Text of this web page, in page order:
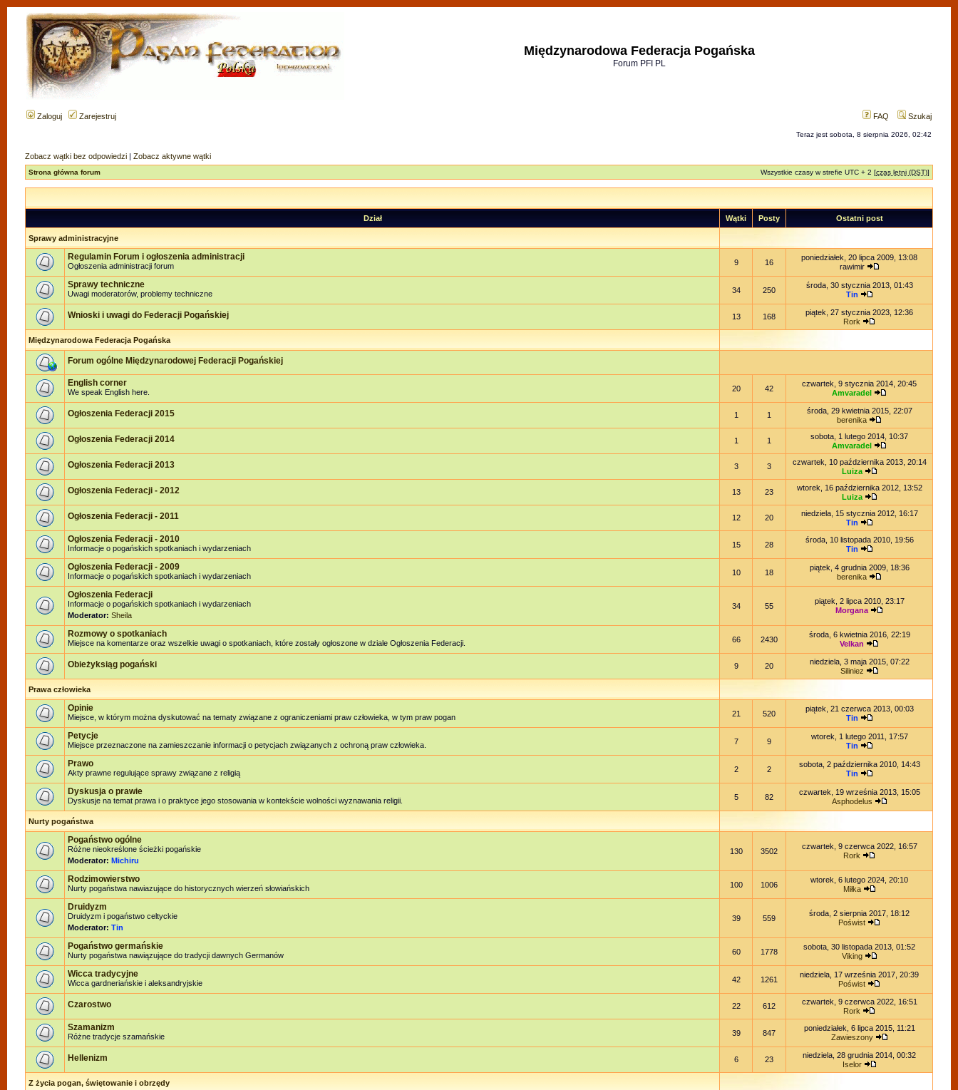
Międzynarodowa Federacja Pogańska
Forum PFI PL
Zaloguj Zarejestruj FAQ Szukaj
Teraz jest sobota, 8 sierpnia 2026, 02:42
Zobacz wątki bez odpowiedzi | Zobacz aktywne wątki
Strona główna forum Wszystkie czasy w strefie UTC + 2 [czas letni (DST)]
Dział Wątki Posty Ostatni post
Sprawy administracyjne
Regulamin Forum i ogłoszenia administracji
Ogłoszenia administracji forum 9 16
poniedziałek, 20 lipca 2009, 13:08
rawimir
Sprawy techniczne
Uwagi moderatorów, problemy techniczne 34 250
środa, 30 stycznia 2013, 01:43
Tin
Wnioski i uwagi do Federacji Pogańskiej 13 168
piątek, 27 stycznia 2023, 12:36
Rork
Międzynarodowa Federacja Pogańska
Forum ogólne Międzynarodowej Federacji Pogańskiej
English corner
We speak English here. 20 42
czwartek, 9 stycznia 2014, 20:45
Amvaradel
Ogłoszenia Federacji 2015 1 1
środa, 29 kwietnia 2015, 22:07
berenika
Ogłoszenia Federacji 2014 1 1
sobota, 1 lutego 2014, 10:37
Amvaradel
Ogłoszenia Federacji 2013 3 3
czwartek, 10 października 2013, 20:14
Luiza
Ogłoszenia Federacji - 2012 13 23
wtorek, 16 października 2012, 13:52
Luiza
Ogłoszenia Federacji - 2011 12 20
niedziela, 15 stycznia 2012, 16:17
Tin
Ogłoszenia Federacji - 2010
Informacje o pogańskich spotkaniach i wydarzeniach 15 28
środa, 10 listopada 2010, 19:56
Tin
Ogłoszenia Federacji - 2009
Informacje o pogańskich spotkaniach i wydarzeniach 10 18
piątek, 4 grudnia 2009, 18:36
berenika
Ogłoszenia Federacji
Informacje o pogańskich spotkaniach i wydarzeniach
Moderator: Sheila
34 55
piątek, 2 lipca 2010, 23:17
Morgana
Rozmowy o spotkaniach
Miejsce na komentarze oraz wszelkie uwagi o spotkaniach, które zostały ogłoszone w dziale Ogłoszenia Federacji. 66 2430
środa, 6 kwietnia 2016, 22:19
Velkan
Obieżyksiąg pogański 9 20
niedziela, 3 maja 2015, 07:22
Siliniez
Prawa człowieka
Opinie
Miejsce, w którym można dyskutować na tematy związane z ograniczeniami praw człowieka, w tym praw pogan 21 520
piątek, 21 czerwca 2013, 00:03
Tin
Petycje
Miejsce przeznaczone na zamieszczanie informacji o petycjach związanych z ochroną praw człowieka. 7 9
wtorek, 1 lutego 2011, 17:57
Tin
Prawo
Akty prawne regulujące sprawy związane z religią 2 2
sobota, 2 października 2010, 14:43
Tin
Dyskusja o prawie
Dyskusje na temat prawa i o praktyce jego stosowania w kontekście wolności wyznawania religii. 5 82
czwartek, 19 września 2013, 15:05
Asphodelus
Nurty pogaństwa
Pogaństwo ogólne
Różne nieokreślone ścieżki pogańskie
Moderator: Michiru
130 3502
czwartek, 9 czerwca 2022, 16:57
Rork
Rodzimowierstwo
Nurty pogaństwa nawiazujące do historycznych wierzeń słowiańskich 100 1006
wtorek, 6 lutego 2024, 20:10
Miłka
Druidyzm
Druidyzm i pogaństwo celtyckie
Moderator: Tin
39 559
środa, 2 sierpnia 2017, 18:12
Poświst
Pogaństwo germańskie
Nurty pogaństwa nawiązujące do tradycji dawnych Germanów 60 1778
sobota, 30 listopada 2013, 01:52
Viking
Wicca tradycyjne
Wicca gardneriańskie i aleksandryjskie 42 1261
niedziela, 17 września 2017, 20:39
Poświst
Czarostwo 22 612
czwartek, 9 czerwca 2022, 16:51
Rork
Szamanizm
Różne tradycje szamańskie 39 847
poniedziałek, 6 lipca 2015, 11:21
Zawieszony
Hellenizm 6 23
niedziela, 28 grudnia 2014, 00:32
Iselor
Z życia pogan, świętowanie i obrzędy